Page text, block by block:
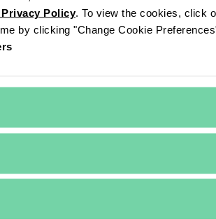
Policy. To view the cookies, click
by clicking "Change Cookie